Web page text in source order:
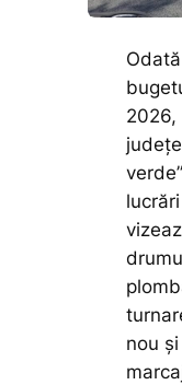
2026,
nou